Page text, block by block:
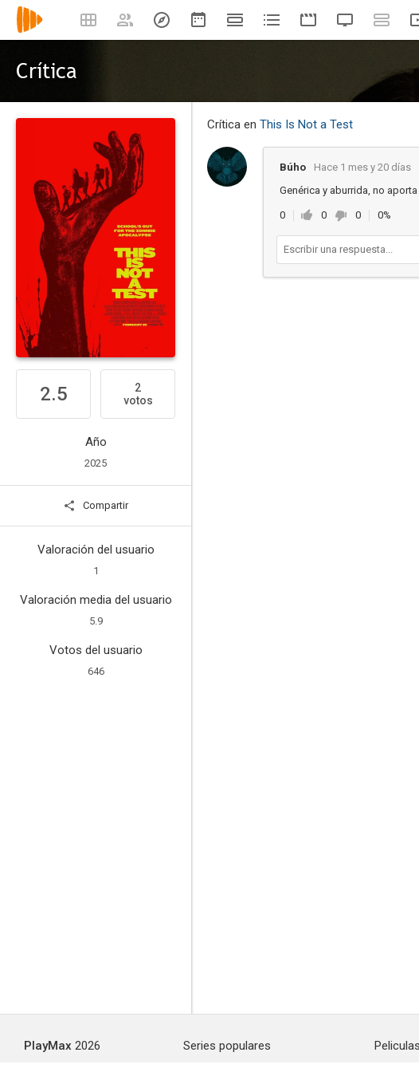
Crítica
2.5
2
votos
Año
2025
Compartir
Valoración del usuario
1
Valoración media del usuario
5.9
Votos del usuario
646
Crítica en This Is Not a Test
Búho Hace 1 mes y 20 días
Genérica y aburrida, no
0 0 0 0%
PlayMax 2026
Series populares